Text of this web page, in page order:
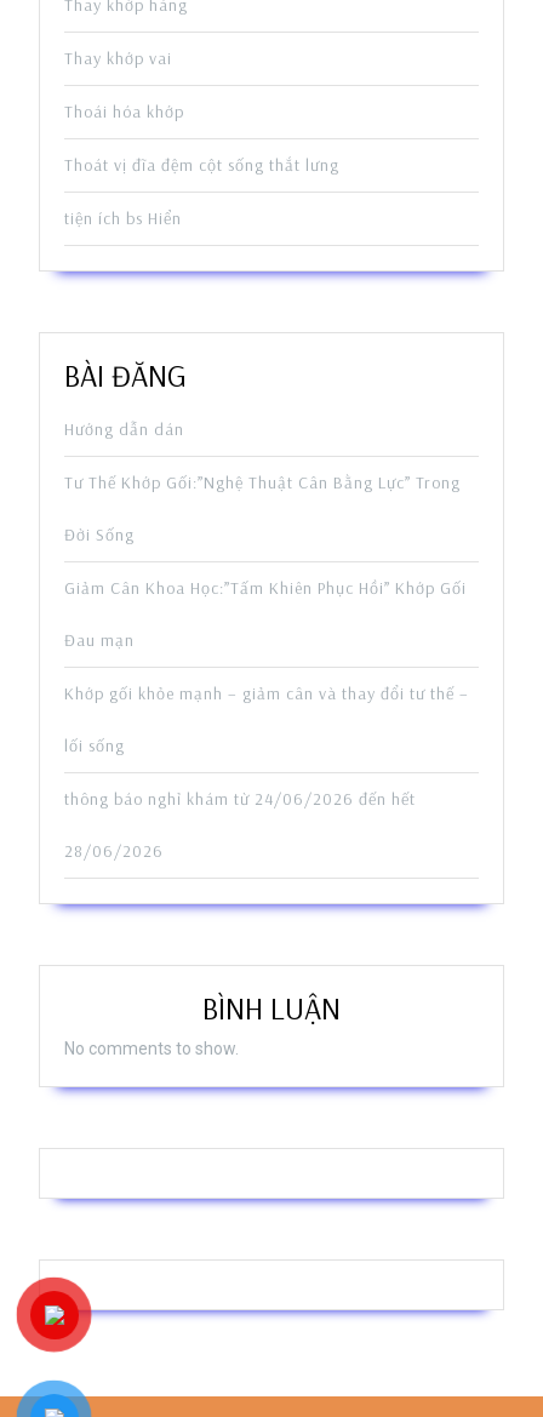
Thay khớp háng
Thay khớp vai
Thoái hóa khớp
Thoát vị đĩa đệm cột sống thắt lưng
tiện ích bs Hiển
BÀI ĐĂNG
Hướng dẫn dán
Tư Thế Khớp Gối:”Nghệ Thuật Cân Bằng Lực” Trong
Đời Sống
Giảm Cân Khoa Học:”Tấm Khiên Phục Hồi” Khớp Gối
Đau mạn
Khớp gối khỏe mạnh – giảm cân và thay đổi tư thế –
lối sống
thông báo nghỉ khám từ 24/06/2026 đến hết
28/06/2026
BÌNH LUẬN
No comments to show.